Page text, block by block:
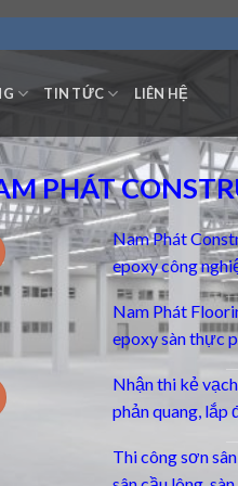
TIN TỨC LIÊN HỆ
PHÁT
Nam Phát
epoxy công
Nam Phát
epoxy sàn thực
Nhận thi kẻ
phản quang, lắp
Thi công sơn